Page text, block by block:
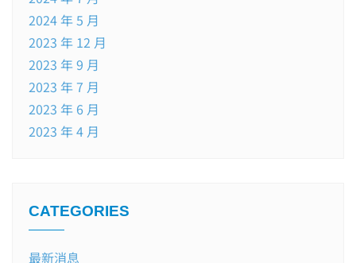
2024 年 5 月
2023 年 12 月
2023 年 9 月
2023 年 7 月
2023 年 6 月
2023 年 4 月
CATEGORIES
最新消息